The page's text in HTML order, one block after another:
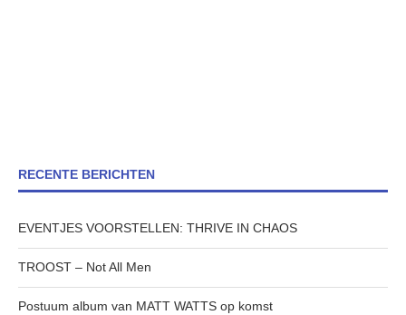
RECENTE BERICHTEN
EVENTJES VOORSTELLEN: THRIVE IN CHAOS
TROOST – Not All Men
Postuum album van MATT WATTS op komst